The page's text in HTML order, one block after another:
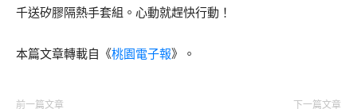
千送矽膠隔熱手套組。心動就趕快行動！
本篇文章轉載自《桃園電子報》。
前一篇文章 下一篇文章